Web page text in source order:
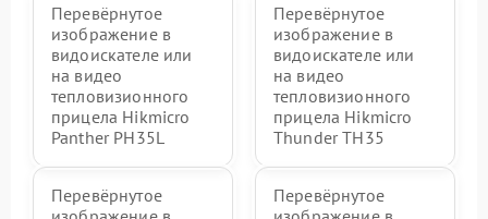
Перевёрнутое
изображение в
видоискателе или
на видео
тепловизионного
прицела Hikmicro
Panther PH35L
Перевёрнутое
изображение в
видоискателе или
на видео
тепловизионного
прицела Hikmicro
Thunder TH35
Перевёрнутое
Перевёрнутое